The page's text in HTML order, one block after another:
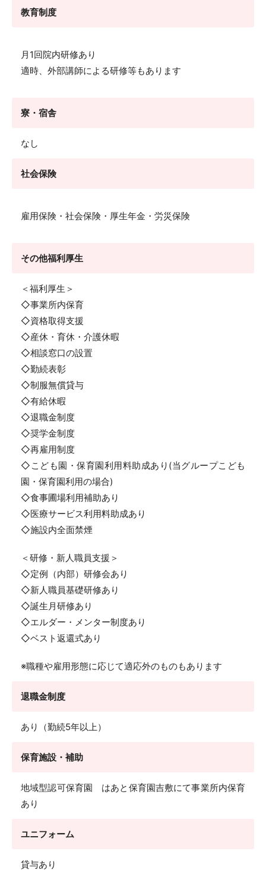
教育制度
月1回院内研修あり
適時、外部講師による研修等もあります
寮・宿舎
なし
社会保険
雇用保険・社会保険・厚生年金・労災保険
その他福利厚生
＜福利厚生＞
◇事業所内保育
◇資格取得支援
◇産休・育休・介護休暇
◇相談窓口の設置
◇勤続表彰
◇制服無償貸与
◇有給休暇
◇退職金制度
◇奨学金制度
◇再雇用制度
◇こども園・保育園利用料助成あり(当グループこども
園・保育園利用の場合)
◇食事圃場利用補助あり
◇医療サービス利用料助成あり
◇施設内全面禁煙
＜研修・新人職員支援＞
◇定例（内部）研修会あり
◇新人職員基礎研修あり
◇誕生月研修あり
◇エルダー・メンター制度あり
◇ベスト返還式あり
※職種や雇用形態に応じて適応外のものもあります
退職金制度
あり（勤続5年以上）
保育施設・補助
地域型認可保育園 はあと保育園吉敷にて事業所内保育
あり
ユニフォーム
貸与あり